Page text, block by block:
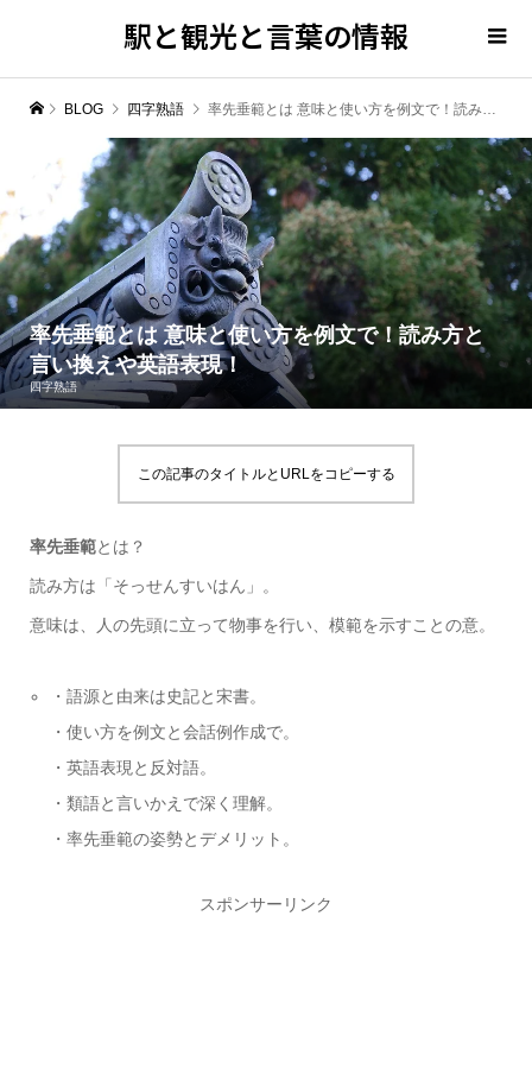
駅と観光と言葉の情報
BLOG 四字熟語 率先垂範とは 意味と使い方を例文で！読み方と言い換えや英語表現！
率先垂範とは 意味と使い方を例文で！読み方と
言い換えや英語表現！
四字熟語
この記事のタイトルとURLをコピーする
率先垂範とは？
読み方は「そっせんすいはん」。
意味は、人の先頭に立って物事を行い、模範を示すことの意。
・語源と由来は史記と宋書。
・使い方を例文と会話例作成で。
・英語表現と反対語。
・類語と言いかえで深く理解。
・率先垂範の姿勢とデメリット。
スポンサーリンク